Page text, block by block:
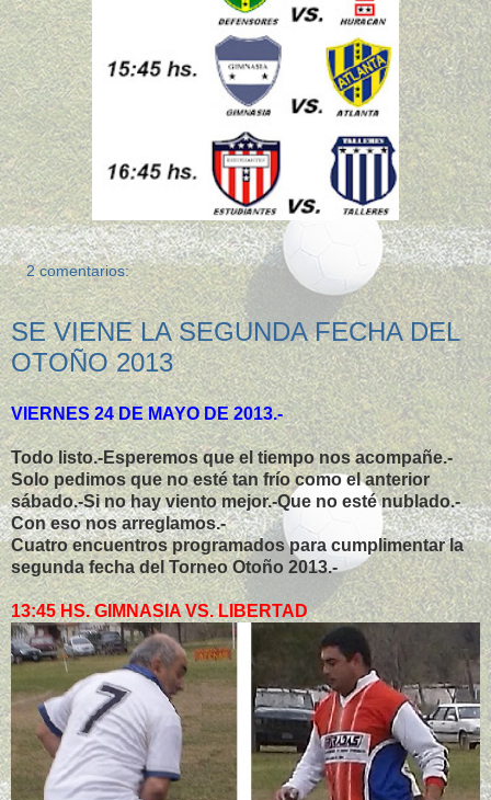
2 comentarios:
SE VIENE LA SEGUNDA FECHA DEL
OTOÑO 2013
VIERNES 24 DE MAYO DE 2013.-
Todo listo.-Esperemos que el tiempo nos acompañe.-
Solo pedimos que no esté tan frío como el anterior
sábado.-Si no hay viento mejor.-Que no esté nublado.-
Con eso nos arreglamos.-
Cuatro encuentros programados para cumplimentar la
segunda fecha del Torneo Otoño 2013.-
13:45 HS. GIMNASIA VS. LIBERTAD